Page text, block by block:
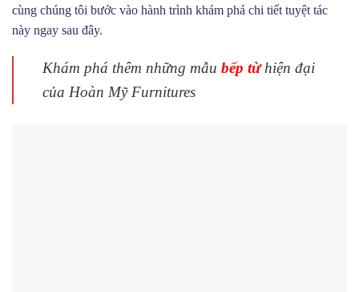
cùng chúng tôi bước vào hành trình khám phá chi tiết tuyệt tác
này ngay sau đây.
Khám phá thêm những mẫu bếp từhiện đại
của Hoàn Mỹ Furnitures